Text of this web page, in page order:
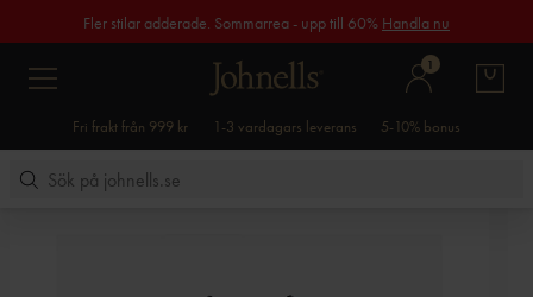
Fler stilar adderade. Sommarrea - upp till 60% Handla nu
1
Fri frakt från 999 kr 1-3 vardagars leverans 5-10% bonus